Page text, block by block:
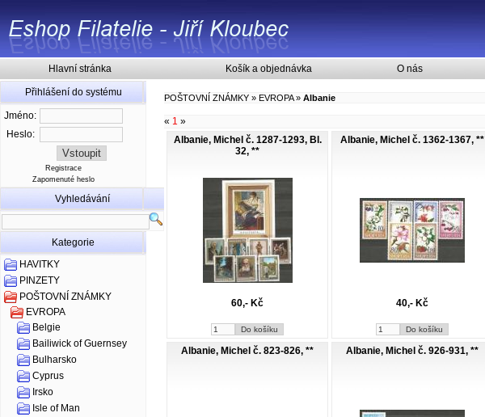
Hlavní stránka Košík a objednávka O nás
Přihlášení do systému
Jméno:
Heslo:
Registrace
Zapomenuté heslo
Vyhledávání
Kategorie
HAVITKY
PINZETY
POŠTOVNÍ ZNÁMKY
EVROPA
Belgie
Bailiwick of Guernsey
Bulharsko
Cyprus
Irsko
Isle of Man
POŠTOVNÍ ZNÁMKY » EVROPA» Albanie
« 1 »
Albanie, Michel č. 1287-1293, Bl.
32, **
60,- Kč
Albanie, Michel č. 1362-1367, **
40,- Kč
Albanie, Michel č. 823-826, ** Albanie, Michel č. 926-931, **